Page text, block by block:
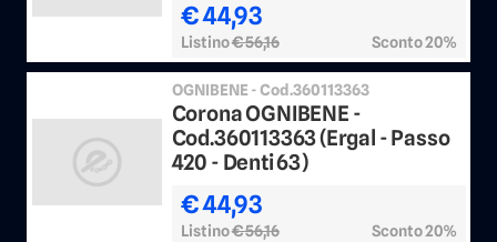
€ 44,93
Listino€ 56,16 Sconto 20%
OGNIBENE - Cod.360113363
Corona OGNIBENE -
Cod.360113363 (Ergal - Passo
420 - Denti 63)
€ 44,93
Listino€ 56,16 Sconto 20%